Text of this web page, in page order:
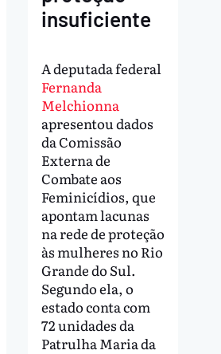
insuficiente
A deputada federal
Fernanda
Melchionna
apresentou dados
da Comissão
Externa de
Combate aos
Feminicídios, que
apontam lacunas
na rede de proteção
às mulheres no Rio
Grande do Sul.
Segundo ela, o
estado conta com
72 unidades da
Patrulha Maria da